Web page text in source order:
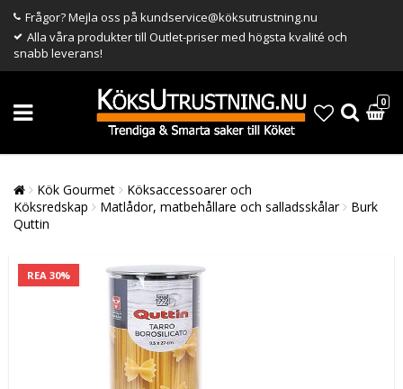
Frågor? Mejla oss på kundservice@köksutrustning.nu
Alla våra produkter till Outlet-priser med högsta kvalité och
snabb leverans!
0
Kök Gourmet
Köksaccessoarer och
Köksredskap
Matlådor, matbehållare och salladsskålar
Burk
Quttin
REA 30%